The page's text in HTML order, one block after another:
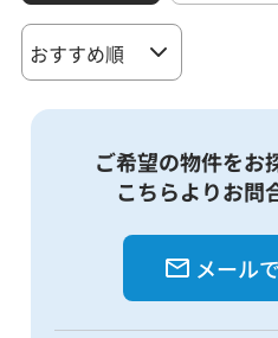
ご希望の物件をお
こちらよりお問
メール